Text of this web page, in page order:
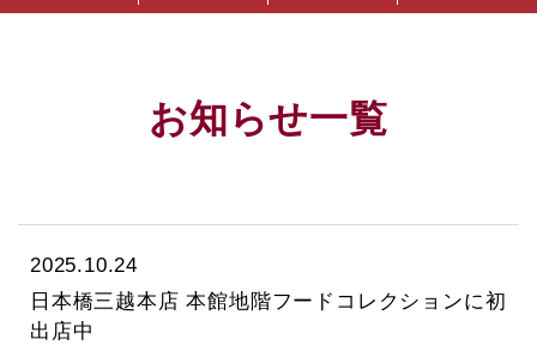
お知らせ一覧
2025.10.24
日本橋三越本店 本館地階フードコレクションに初
出店中